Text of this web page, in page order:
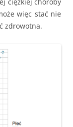
więc stać nie
zdrowotna.